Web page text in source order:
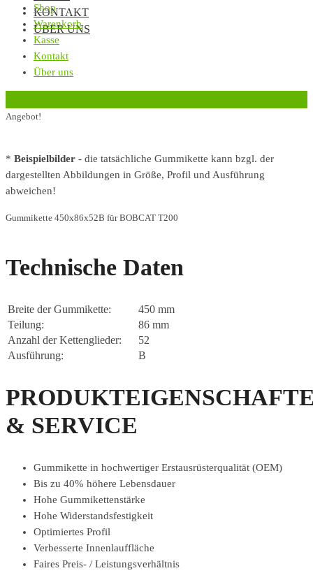
KONTAKT
ÜBER UNS
Shop
Warenkorb
Kasse
Kontakt
Über uns
Angebot!
* Beispielbilder - die tatsächliche Gummikette kann bzgl. der
dargestellten Abbildungen in Größe, Profil und Ausführung
abweichen!
Gummikette 450x86x52B für BOBCAT T200
Technische Daten
Breite der Gummikette:
450 mm
Teilung:
86 mm
Anzahl der Kettenglieder:
52
Ausführung:
B
& SERVICE
Gummikette in hochwertiger Erstausrüsterqualität (OEM)
Bis zu 40% höhere Lebensdauer
Hohe Gummikettenstärke
Hohe Widerstandsfestigkeit
Optimiertes Profil
Verbesserte Innenlauffläche
Faires Preis- / Leistungsverhältnis